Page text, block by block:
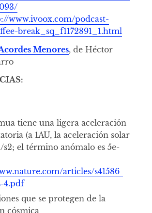
www.ivoox.com/podcast-
break_sq_f1172891_1.html
Menores, de Héctor
tiene una ligera aceleración
(a 1AU, la aceleración solar
s2; el término anómalo es 5e-
articles/s41586-
4.pdf
que se protegen de la
cósmica